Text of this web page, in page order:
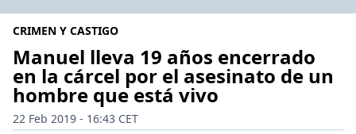
CRIMEN Y CASTIGO
Manuel lleva 19 años encerrado
en la cárcel por el asesinato de un
hombre que está vivo
22 Feb 2019 - 16:43 CET